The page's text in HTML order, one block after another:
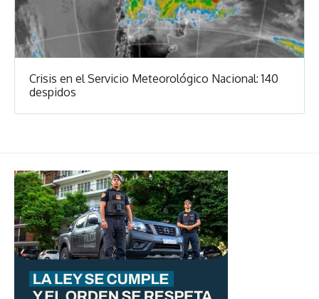
Crisis en el Servicio Meteorológico Nacional: 140
despidos